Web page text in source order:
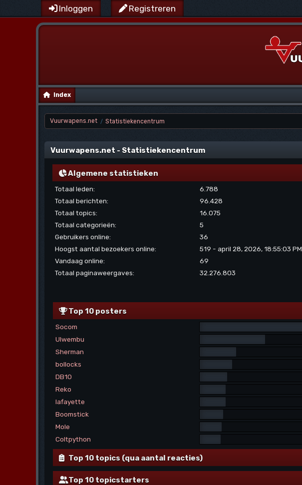
Inloggen Registreren
Index
Vuurwapens.net / Statistiekencentrum
Vuurwapens.net - Statistiekencentrum
Algemene statistieken
Totaal leden:
6.788
Totaal berichten:
96.428
Totaal topics:
16.075
Totaal categorieën:
5
Gebruikers online:
36
Hoogst aantal bezoekers online:
519 - april 28, 2026, 18:55:03 PM
Vandaag online:
69
Totaal paginaweergaves:
32.276.803
Top 10 posters
Socom
Ulwembu
Sherman
bollocks
DB10
Reko
lafayette
Boomstick
Mole
Coltpython
Top 10 topics (qua aantal reacties)
Top 10 topicstarters